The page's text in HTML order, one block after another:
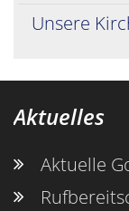
Unsere
Aktuelles
Aktuelle